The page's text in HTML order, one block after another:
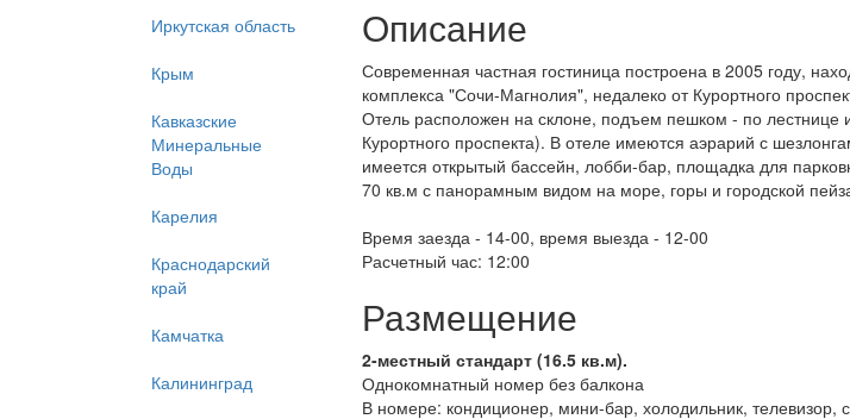
Иркутская область
Крым
Кавказские
Минеральные
Воды
Карелия
Краснодарский
край
Камчатка
Калининград
Описание
Современная частная гостиница построена в 2005 году,
комплекса "Сочи-Магнолия", недалеко от Курортного
Отель расположен на склоне, подъем пешком - по
Курортного проспекта). В отеле имеются аэрарий с
имеется открытый бассейн, лобби-бар, площадка для
70 кв.м с панорамным видом на море, горы и городской
Время заезда - 14-00, время выезда - 12-00
Расчетный час: 12:00
Размещение
2-местный стандарт (16.5 кв.м).
Однокомнатный номер без балкона
В номере: кондиционер, мини-бар, холодильник, телевизор,